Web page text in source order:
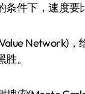
件下，速度要
Network)，
。